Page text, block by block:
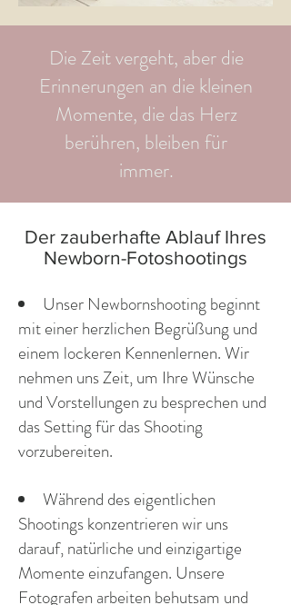
Die Zeit vergeht, aber die
Erinnerungen an die kleinen
Momente, die das Herz
berühren, bleiben für
immer.
Der zauberhafte Ablauf Ihres
Newborn-Fotoshootings
Unser Newbornshooting beginnt
mit einer herzlichen Begrüßung und
einem lockeren Kennenlernen. Wir
nehmen uns Zeit, um Ihre Wünsche
und Vorstellungen zu besprechen und
das Setting für das Shooting
vorzubereiten.
Während des eigentlichen
Shootings konzentrieren wir uns
darauf, natürliche und einzigartige
Momente einzufangen. Unsere
Fotografen arbeiten behutsam und